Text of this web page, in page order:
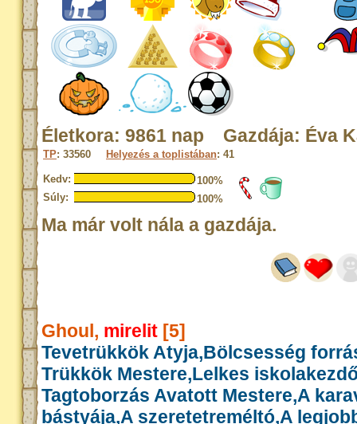
Életkora: 9861 nap Gazdája: Éva
TP: 33560 Helyezés a toplistában: 41
Kedv:
100%
Súly:
100%
Ma már volt nála a gazdája.
Ghoul, mirelit [5]
Tevetrükkök Atyja,Bölcsesség
Trükkök Mestere,Lelkes
Tagtoborzás Avatott Mestere,A
bástyája,A szeretetreméltó,A